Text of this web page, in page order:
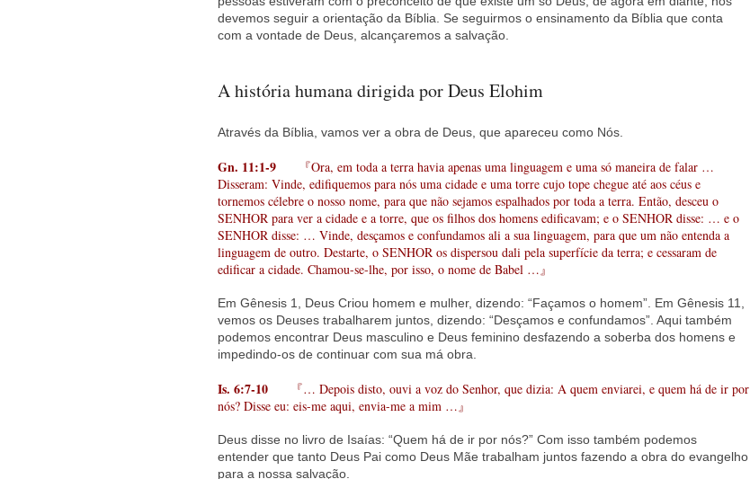
devemos seguir a orientação da Bíblia. Se seguirmos o ensinamento da Bíblia que conta
com a vontade de Deus, alcançaremos a salvação.
A história humana dirigida por Deus Elohim
Através da Bíblia, vamos ver a obra de Deus, que apareceu como Nós.
Gn. 11:1-9
『Ora, em toda a terra havia apenas uma linguagem e uma só maneira de falar …
Disseram: Vinde, edifiquemos para nós uma cidade e uma torre cujo tope chegue até aos céus e
tornemos célebre o nosso nome, para que não sejamos espalhados por toda a terra. Então, desceu o
SENHOR para ver a cidade e a torre, que os filhos dos homens edificavam; e o SENHOR disse: … e o
SENHOR disse: … Vinde, desçamos e confundamos ali a sua linguagem, para que um não entenda a
linguagem de outro. Destarte, o SENHOR os dispersou dali pela superfície da terra; e cessaram de
edificar a cidade. Chamou-se-lhe, por isso, o nome de Babel …』
Em Gênesis 1, Deus Criou homem e mulher, dizendo: “Façamos o homem”. Em Gênesis 11,
vemos os Deuses trabalharem juntos, dizendo: “Desçamos e confundamos”. Aqui também
podemos encontrar Deus masculino e Deus feminino desfazendo a soberba dos homens e
impedindo-os de continuar com sua má obra.
Is. 6:7-10
『… Depois disto, ouvi a voz do Senhor, que dizia: A quem enviarei, e quem há de ir por
nós? Disse eu: eis-me aqui, envia-me a mim …』
Deus disse no livro de Isaías: “Quem há de ir por nós?” Com isso também podemos
entender que tanto Deus Pai como Deus Mãe trabalham juntos fazendo a obra do evangelho
para a nossa salvação.